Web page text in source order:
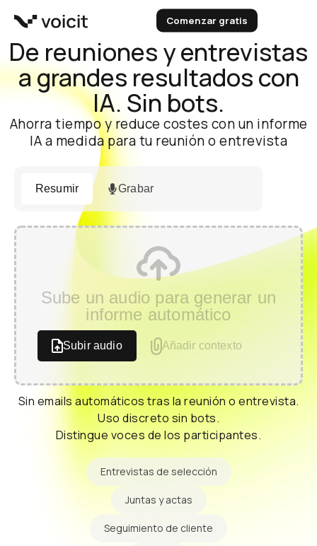
contenido
Comenzar gratis
De reuniones y entrevistas
a grandes resultados con
IA. Sin bots.
Ahorra tiempo y reduce costes con un informe
IA a medida para tu reunión o entrevista
Resumir Grabar
Sube un audio para generar un
informe automático
Subir audio Añadir contexto
Sin emails automáticos tras la reunión o entrevista.
Uso discreto sin bots.
Distingue voces de los participantes.
Entrevistas de selección
Juntas y actas
Seguimiento de cliente